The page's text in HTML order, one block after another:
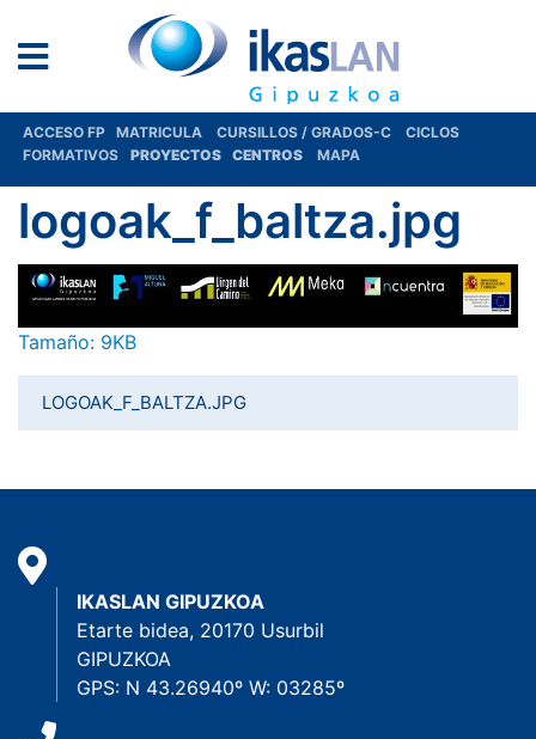
ACCESO FP MATRICULA CURSILLOS / GRADOS-C
CICLOS
FORMATIVOS
PROYECTOS CENTROS MAPA
logoak_f_baltza.jpg
Haga clic aquí para ver la imagen a tamaño completo…
Tamaño: 9KB
LOGOAK_F_BALTZA.JPG
IKASLAN GIPUZKOA
Etarte bidea, 20170 Usurbil
GIPUZKOA
GPS: N 43.26940º W: 03285º